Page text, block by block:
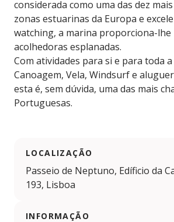
considerada como uma das dez
zonas estuarinas da Europa e
watching, a marina proporciona-lhe
acolhedoras esplanadas.
Com atividades para si e para toda
Canoagem, Vela, Windsurf e
esta é, sem dúvida, uma das mais
Portuguesas.
LOCALIZAÇÃO
Passeio de Neptuno, Edíficio da
193, Lisboa
INFORMAÇÃO